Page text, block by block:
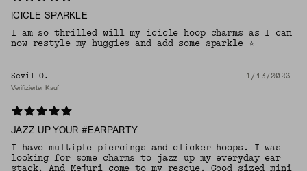
ICICLE SPARKLE
I am so thrilled will my icicle hoop charms as I can
now restyle my huggies and add some sparkle ⭐️
Sevil O. 1/13/2023
Verifizierter Kauf
JAZZ UP YOUR #EARPARTY
I have multiple piercings and clicker hoops. I was
looking for some charms to jazz up my everyday ear
stack. And Mejuri come to my rescue. Good sized mini